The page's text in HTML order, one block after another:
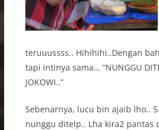
teruuussss.. Hihihihi..Dengan
tapi intinya sama… “NUNGGU
JOKOWI..”
Sebenarnya, lucu bin ajaib lho..
nunggu ditelp.. Lha kira2 pantas